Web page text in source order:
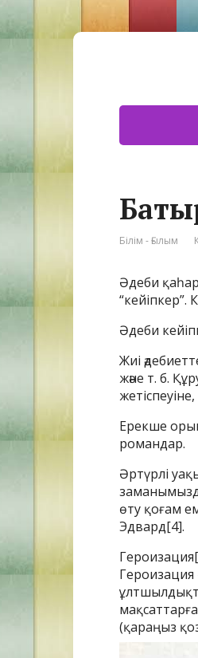
Білім - Ғылым
Әдеби
“кейіпкер”.
Әдеби
Жиі
және т. б.
жетіспеуіне,
Ерекше
романдар.
Әртүрлі
өту қоғам
Эдвард[4].
Героизация
(қараңыз